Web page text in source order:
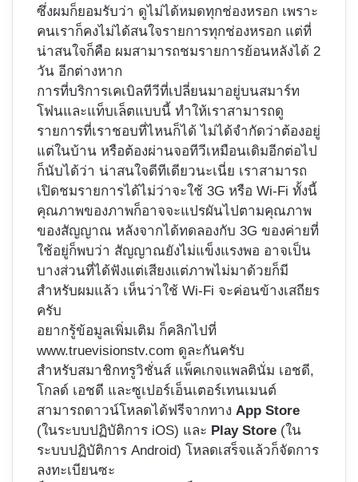
ซึ่งผมก็ยอมรับว่า ดูไม่ได้หมดทุกช่องหรอก เพราะ
คนเราก็คงไม่ได้สนใจรายการทุกช่องหรอก แต่ที่
น่าสนใจก็คือ ผมสามารถชมรายการย้อนหลังได้ 2
วัน อีกต่างหาก
การที่บริการเคเบิลทีวีที่เปลี่ยนมาอยู่บนสมาร์ท
โฟนและแท็บเล็ตแบบนี้ ทำให้เราสามารถดู
รายการที่เราชอบที่ไหนก็ได้ ไม่ได้จำกัดว่าต้องอยู่
แต่ในบ้าน หรือต้องผ่านจอทีวีเหมือนเดิมอีกต่อไป
ก็นับได้ว่า น่าสนใจดีทีเดียวนะเนี่ย เราสามารถ
เปิดชมรายการได้ไม่ว่าจะใช้ 3G หรือ Wi-Fi ทั้งนี้
คุณภาพของภาพก็อาจจะแปรผันไปตามคุณภาพ
ของสัญญาณ หลังจากได้ทดลองกับ 3G ของค่ายที่
ใช้อยู่ก็พบว่า สัญญาณยังไม่แข็งแรงพอ อาจเป็น
บางส่วนที่ได้ฟังแต่เสียงแต่ภาพไม่มาด้วยก็มี
สำหรับผมแล้ว เห็นว่าใช้ Wi-Fi จะค่อนข้างเสถียร
ครับ
อยากรู้ข้อมูลเพิ่มเติม ก็คลิกไปที่
www.truevisionstv.com ดูละกันครับ
สำหรับสมาชิกทรูวิชั่นส์ แพ็คเกจแพลตินั่ม เอชดี,
โกลด์ เอชดี และซูเปอร์เอ็นเตอร์เทนเมนต์
สามารถดาวน์โหลดได้ฟรีจากทาง App Store
(ในระบบปฏิบัติการ iOS) และ Play Store (ใน
ระบบปฏิบัติการ Android) โหลดเสร็จแล้วก็จัดการ
ลงทะเบียนซะ